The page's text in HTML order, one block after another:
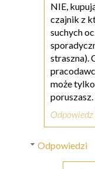
NIE,
czajnik z
suchych
straszna).
może
Odpowiedz
Odpowiedzi